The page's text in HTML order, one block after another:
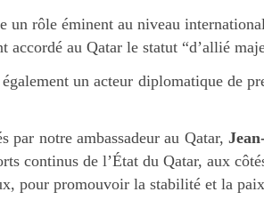
un rôle éminent au niveau
accordé au Qatar le statut “d’allié
un acteur diplomatique de
par notre ambassadeur au Qatar,
continus de l’État du Qatar, aux
pour promouvoir la stabilité et la